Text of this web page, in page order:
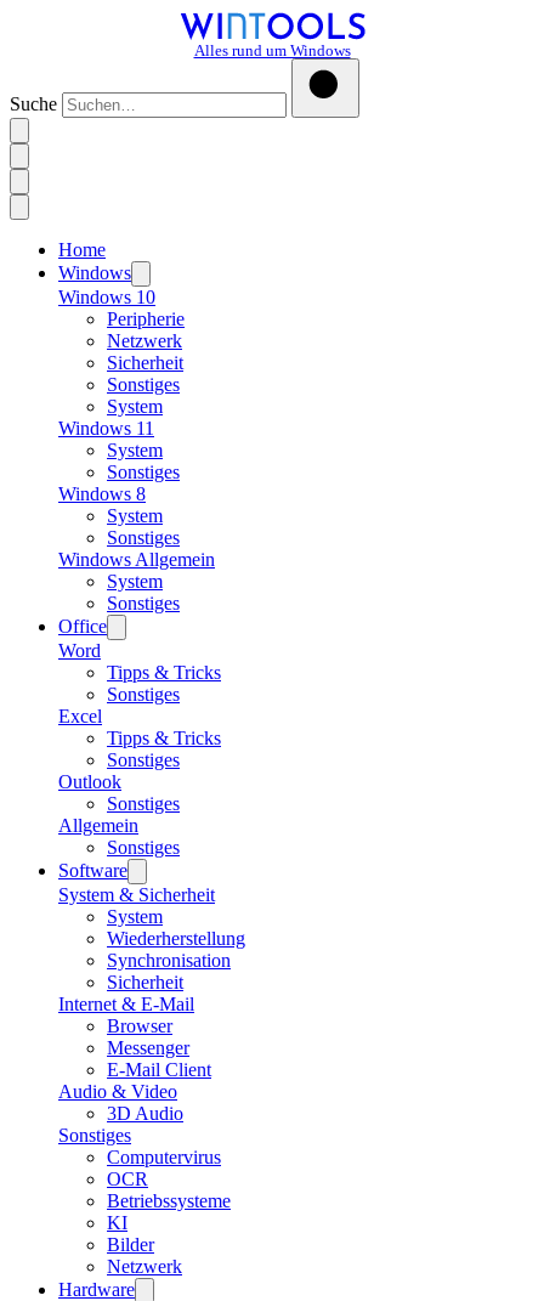
Alles rund um Windows
Suche
Home
Windows
Windows 10
Peripherie
Netzwerk
Sicherheit
Sonstiges
System
Windows 11
System
Sonstiges
Windows 8
System
Sonstiges
Windows Allgemein
System
Sonstiges
Office
Word
Tipps & Tricks
Sonstiges
Excel
Tipps & Tricks
Sonstiges
Outlook
Sonstiges
Allgemein
Sonstiges
Software
System & Sicherheit
System
Wiederherstellung
Synchronisation
Sicherheit
Internet & E-Mail
Browser
Messenger
E-Mail Client
Audio & Video
3D Audio
Sonstiges
Computervirus
OCR
Betriebssysteme
KI
Bilder
Netzwerk
Hardware